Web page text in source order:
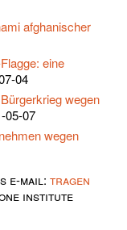
afghanischer
eine
04
wegen
05-07
wegen
e-mail: tragen
institute